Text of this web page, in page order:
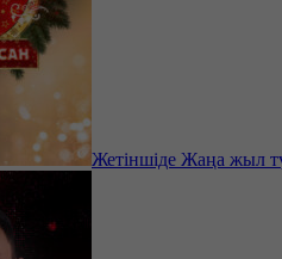
Жетіншіде Жаңа жыл